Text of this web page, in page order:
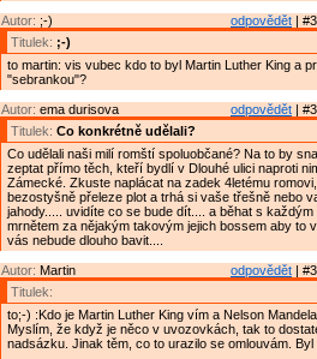
odpovědět |
Autor: ;-)
Titulek: ;-)
to martin: vis vubec kdo to byl Martin Luther King a
"sebrankou"?
odpovědět |
Autor: ema durisova
Titulek: Co konkrétně udělali?
Co udělali naši milí romští spoluobčané? Na to by
zeptat přímo těch, kteří bydlí v Dlouhé ulici naproti
Zámecké. Zkuste naplácat na zadek 4letému
bezostyšně přeleze plot a trhá si vaše třešně nebo
jahody..... uvidíte co se bude dít.... a běhat s
mrnětem za nějakým takovým jejich bossem aby to
vás nebude dlouho bavit....
odpovědět |
Autor: Martin
Titulek:
to;-) :Kdo je Martin Luther King vím a Nelson
Myslím, že když je něco v uvozovkách, tak to
nadsázku. Jinak těm, co to urazilo se omlouvám. Byl